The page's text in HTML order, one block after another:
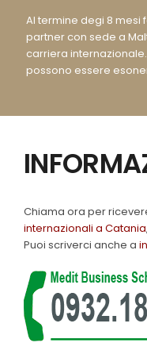
Al termine degi 8 mesi
partner con sede a
carriera
possono essere
Chiama ora per
internazionali a Catania
Puoi scriverci anche a